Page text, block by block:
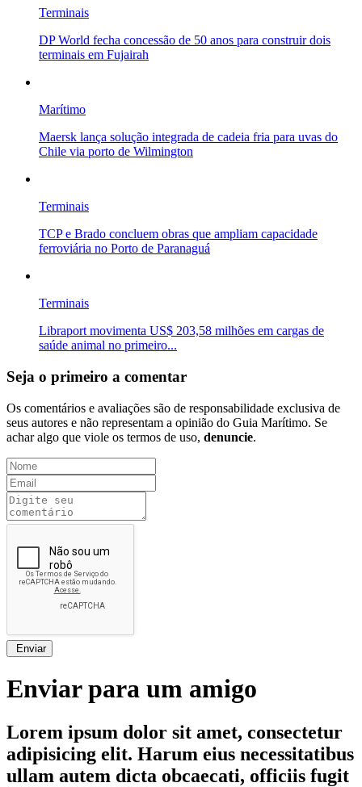
Terminais
DP World fecha concessão de 50 anos para construir dois
terminais em Fujairah
Marítimo
Maersk lança solução integrada de cadeia fria para uvas do
Chile via porto de Wilmington
Terminais
TCP e Brado concluem obras que ampliam capacidade
ferroviária no Porto de Paranaguá
Terminais
Libraport movimenta US$ 203,58 milhões em cargas de
saúde animal no primeiro...
Seja o primeiro a comentar
Os comentários e avaliações são de responsabilidade exclusiva de
seus autores e não representam a opinião do Guia Marítimo. Se
achar algo que viole os termos de uso, denuncie.
Enviar
Enviar para um amigo
Lorem ipsum dolor sit amet, consectetur
adipisicing elit. Harum eius necessitatibus
ullam autem dicta obcaecati, officiis fugit